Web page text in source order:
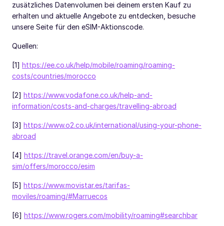
zusätzliches Datenvolumen bei deinem ersten Kauf zu
erhalten und aktuelle Angebote zu entdecken, besuche
unsere Seite für den eSIM-Aktionscode.
Quellen:
[1] https://ee.co.uk/help/mobile/roaming/roaming-
costs/countries/morocco
[2] https://www.vodafone.co.uk/help-and-
information/costs-and-charges/travelling-abroad
[3] https://www.o2.co.uk/international/using-your-phone-
abroad
[4] https://travel.orange.com/en/buy-a-
sim/offers/morocco/esim
[5] https://www.movistar.es/tarifas-
moviles/roaming/#Marruecos
[6] https://www.rogers.com/mobility/roaming#searchbar